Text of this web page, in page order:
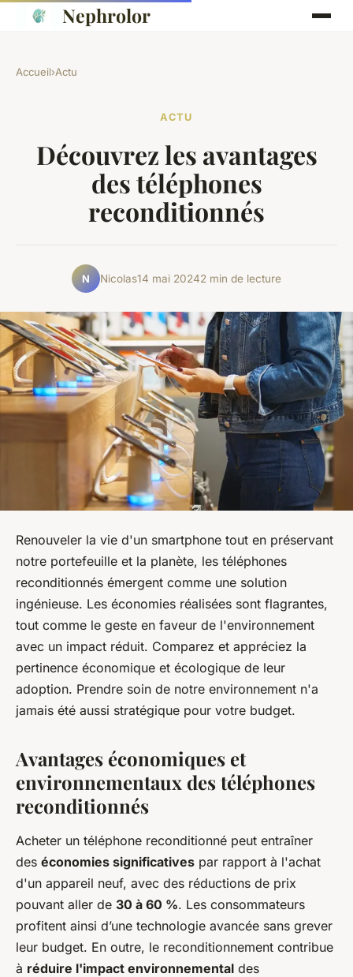
Nephrolor
Accueil›Actu
ACTU
Découvrez les avantages
des téléphones
reconditionnés
N Nicolas14 mai 20242 min de lecture
Renouveler la vie d'un smartphone tout en préservant
notre portefeuille et la planète, les téléphones
reconditionnés émergent comme une solution
ingénieuse. Les économies réalisées sont flagrantes,
tout comme le geste en faveur de l'environnement
avec un impact réduit. Comparez et appréciez la
pertinence économique et écologique de leur
adoption. Prendre soin de notre environnement n'a
jamais été aussi stratégique pour votre budget.
Avantages économiques et
environnementaux des téléphones
reconditionnés
Acheter un téléphone reconditionné peut entraîner
des économies significatives par rapport à l'achat
d'un appareil neuf, avec des réductions de prix
pouvant aller de 30 à 60 %. Les consommateurs
profitent ainsi d’une technologie avancée sans grever
leur budget. En outre, le reconditionnement contribue
à réduire l'impact environnemental des